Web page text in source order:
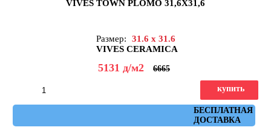
VIVES TOWN PLOMO 31,6X31,6
Размер:
31.6 x 31.6
VIVES CERAMICA
5131 д/м2 6665
БЕСПЛАТНАЯ
ДОСТАВКА
купить